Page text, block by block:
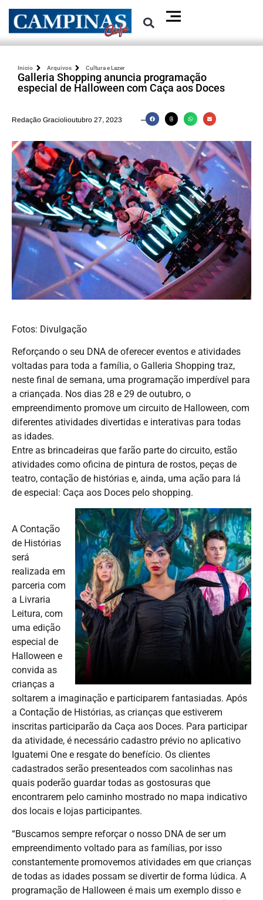
Inicio Arquivos Cultura e Lazer
Galleria Shopping anuncia programação
especial de Halloween com Caça aos Doces
Redação Graciolioutubro 27, 2023
Fotos: Divulgação
Reforçando o seu DNA de oferecer eventos e atividades
voltadas para toda a família, o Galleria Shopping traz,
neste final de semana, uma programação imperdível para
a criançada. Nos dias 28 e 29 de outubro, o
empreendimento promove um circuito de Halloween, com
diferentes atividades divertidas e interativas para todas
as idades.
Entre as brincadeiras que farão parte do circuito, estão
atividades como oficina de pintura de rostos, peças de
teatro, contação de histórias e, ainda, uma ação para lá
de especial: Caça aos Doces pelo shopping.
A Contação
de Histórias
será
realizada em
parceria com
a Livraria
Leitura, com
uma edição
especial de
Halloween e
convida as
crianças a
soltarem a imaginação e participarem fantasiadas. Após
a Contação de Histórias, as crianças que estiverem
inscritas participarão da Caça aos Doces. Para participar
da atividade, é necessário cadastro prévio no aplicativo
Iguatemi One e resgate do benefício. Os clientes
cadastrados serão presenteados com sacolinhas nas
quais poderão guardar todas as gostosuras que
encontrarem pelo caminho mostrado no mapa indicativo
dos locais e lojas participantes.
“Buscamos sempre reforçar o nosso DNA de ser um
empreendimento voltado para as famílias, por isso
constantemente promovemos atividades em que crianças
de todas as idades possam se divertir de forma lúdica. A
programação de Halloween é mais um exemplo disso e